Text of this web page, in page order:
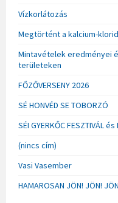
Vízkorlátozás
Megtörtént a kalcium-
Mintavételek eredményei
területeken
FŐZŐVERSENY 2026
SÉ HONVÉD SE TOBORZÓ
SÉI GYERKŐC FESZTIVÁL
(nincs cím)
Vasi Vasember
HAMAROSAN JÖN! JÖN!